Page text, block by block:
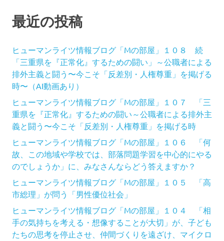
最近の投稿
ヒューマンライツ情報ブログ「Mの部屋」１０８ 続
「三重県を『正常化』するための闘い」～公職者による
排外主義と闘う〜今こそ「反差別・人権尊重」を掲げる
時〜（AI動画あり）
ヒューマンライツ情報ブログ「Mの部屋」１０７ 「三
重県を『正常化』するための闘い～公職者による排外主
義と闘う〜今こそ「反差別・人権尊重」を掲げる時
ヒューマンライツ情報ブログ「Mの部屋」１０６ 「何
故、この地域や学校では、部落問題学習を中心的にやる
のでしょうか」に、みなさんならどう答えますか？
ヒューマンライツ情報ブログ「Mの部屋」１０５ 「高
市総理」が問う「男性優位社会」
ヒューマンライツ情報ブログ「Mの部屋」１０４ 「相
手の気持ちを考える・想像することが大切」が、子ども
たちの思考を停止させ、仲間づくりを遠ざけ、マイクロ